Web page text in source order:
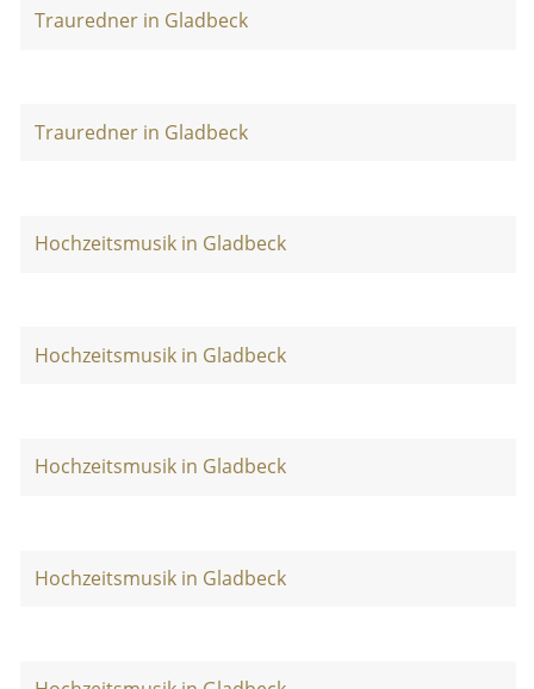
Trauredner in Gladbeck
Trauredner in Gladbeck
Hochzeitsmusik in Gladbeck
Hochzeitsmusik in Gladbeck
Hochzeitsmusik in Gladbeck
Hochzeitsmusik in Gladbeck